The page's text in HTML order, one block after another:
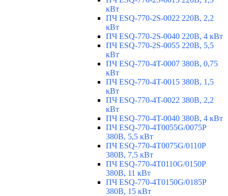
кВт
ПЧ ESQ-770-2S-0022 220В, 2,2
кВт
ПЧ ESQ-770-2S-0040 220В, 4 кВт
ПЧ ESQ-770-2S-0055 220В, 5,5
кВт
ПЧ ESQ-770-4T-0007 380В, 0,75
кВт
ПЧ ESQ-770-4T-0015 380В, 1,5
кВт
ПЧ ESQ-770-4T-0022 380В, 2,2
кВт
ПЧ ESQ-770-4T-0040 380В, 4 кВт
ПЧ ESQ-770-4T0055G/0075P
380В, 5,5 кВт
ПЧ ESQ-770-4T0075G/0110P
380В, 7,5 кВт
ПЧ ESQ-770-4T0110G/0150P
380В, 11 кВт
ПЧ ESQ-770-4T0150G/0185P
380В, 15 кВт